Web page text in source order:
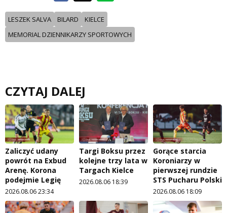
LESZEK SALVA BILARD
KIELCE
MEMORIAL DZIENNIKARZY SPORTOWYCH
CZYTAJ DALEJ
Zaliczyć udany
powrót na Exbud
Arenę. Korona
podejmie Legię
2026.08.06 23:34
Targi Boksu przez
kolejne trzy lata w
Targach Kielce
2026.08.06 18:39
Gorące starcia
Koroniarzy w
pierwszej rundzie
STS Pucharu Polski
2026.08.06 18:09